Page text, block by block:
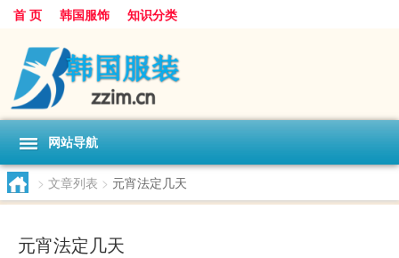
首 页 韩国服饰 知识分类
网站导航
> 文章列表 > 元宵法定几天
元宵法定几天